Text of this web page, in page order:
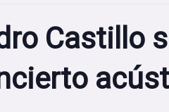
Castillo